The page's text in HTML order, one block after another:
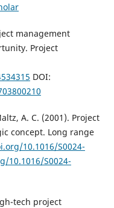
management
Project
DOI:
A. C. (2001). Project
concept. Long range
10.1016/S0024-
10.1016/S0024-
tech project